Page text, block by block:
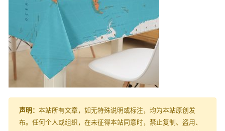
声明： 本站所有文章，如无特殊说明或标注，均为本站原创发
布。任何个人或组织，在未征得本站同意时，禁止复制、盗用、
沙发花色宝(2138)光影_tn
2022-03-30
桌布aijiads.taobao (1828)效果
2022-03-15
靠垫aijiads.taobao (834-3) 2022-03-31